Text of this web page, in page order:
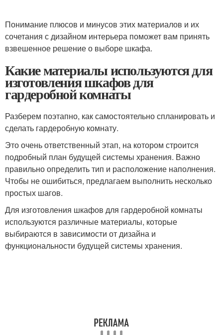
Понимание плюсов и минусов этих материалов и их
сочетания с дизайном интерьера поможет вам принять
взвешенное решение о выборе шкафа.
Какие материалы используются для
изготовления шкафов для
гардеробной комнаты
Разберем поэтапно, как самостоятельно спланировать и
сделать гардеробную комнату.
Это очень ответственный этап, на котором строится
подробный план будущей системы хранения. Важно
правильно определить тип и расположение наполнения.
Чтобы не ошибиться, предлагаем выполнить несколько
простых шагов.
Для изготовления шкафов для гардеробной комнаты
используются различные материалы, которые
выбираются в зависимости от дизайна и
функциональности будущей системы хранения.